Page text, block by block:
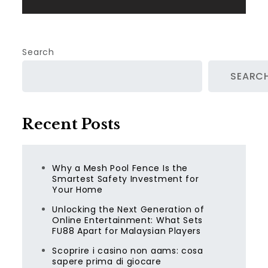
Search
Recent Posts
Why a Mesh Pool Fence Is the
Smartest Safety Investment for
Your Home
Unlocking the Next Generation of
Online Entertainment: What Sets
FU88 Apart for Malaysian Players
Scoprire i casino non aams: cosa
sapere prima di giocare